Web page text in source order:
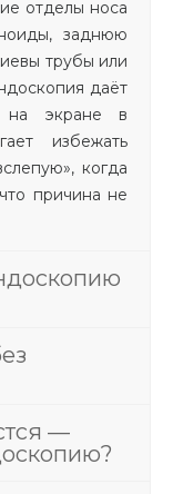
отделы носа
заднюю
трубы или
даёт
на экране в
избежать
когда
причина не
—